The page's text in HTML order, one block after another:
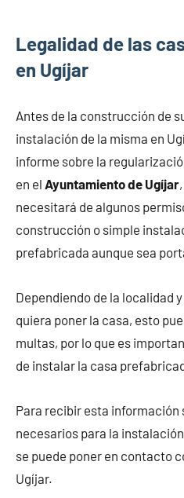
Legalidad de las
en Ugíjar
Antes de la construcción de
instalación de la misma en
informe sobre la
en el Ayuntamiento de Ugíjar
necesitará de algunos
construcción o simple
prefabricada aunque sea
Dependiendo de la localidad
quiera poner la casa, esto
multas, por lo que es
de instalar la casa
Para recibir esta información
necesarios para la
se puede poner en contacto
Ugíjar.